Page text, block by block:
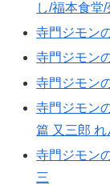
し/福本食堂/
寺門ジモン
寺門ジモン
寺門ジモン
寺門ジモン
篇 又三郎
寺門ジモン
三